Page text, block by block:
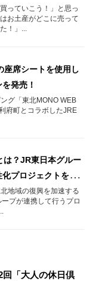
っていこう！」と思っ
お土産がどこに売って
！」...
座席シートを使用し
発売！
グ「東北MONO WEB
府町とコラボしたJRE
は？JR東日本グルー
プロジェクトを解
北地域の復興を加速する
プが連携して行うプロ
回「大人の休日倶